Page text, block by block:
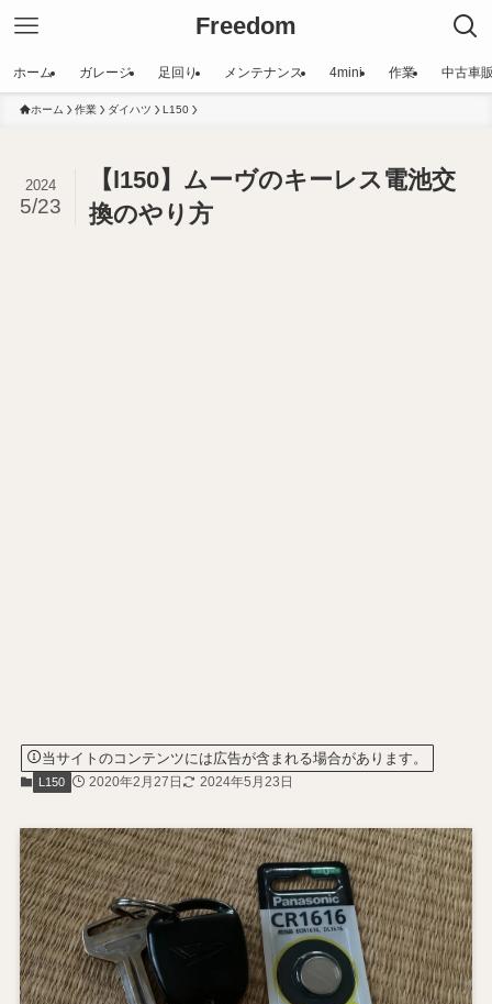
Freedom
ホーム ガレージ 足回り メンテナンス 4mini 作業 中古車
ホーム 作業 ダイハツ L150
【l150】ムーヴのキーレス電池交
換のやり方
2024
5/23
当サイトのコンテンツには広告が含まれる場合があります。
L150 2020年2月27日 2024年5月23日